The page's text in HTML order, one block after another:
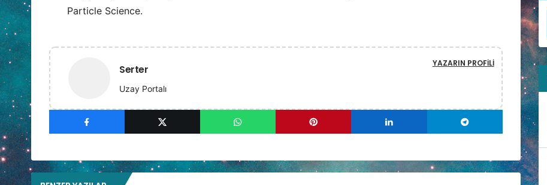
Particle Science.
Serter
Uzay Portalı
YAZARIN PROFILI